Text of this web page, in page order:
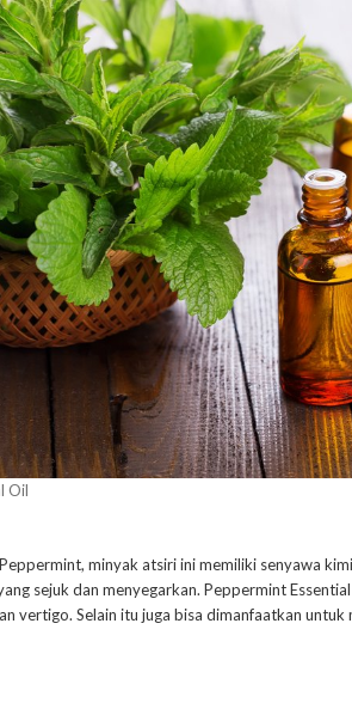
Oil
minyak atsiri ini memiliki senyawa
sejuk dan menyegarkan. Peppermint
vertigo. Selain itu juga bisa dimanfaatkan